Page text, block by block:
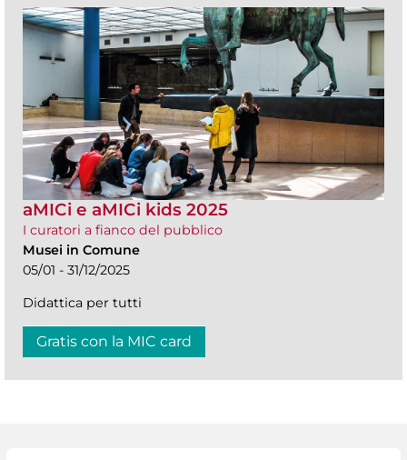
aMICi e aMICi kids 2025
I curatori a fianco del pubblico
Musei in Comune
05/01 - 31/12/2025
Didattica per tutti
Gratis con la MIC card